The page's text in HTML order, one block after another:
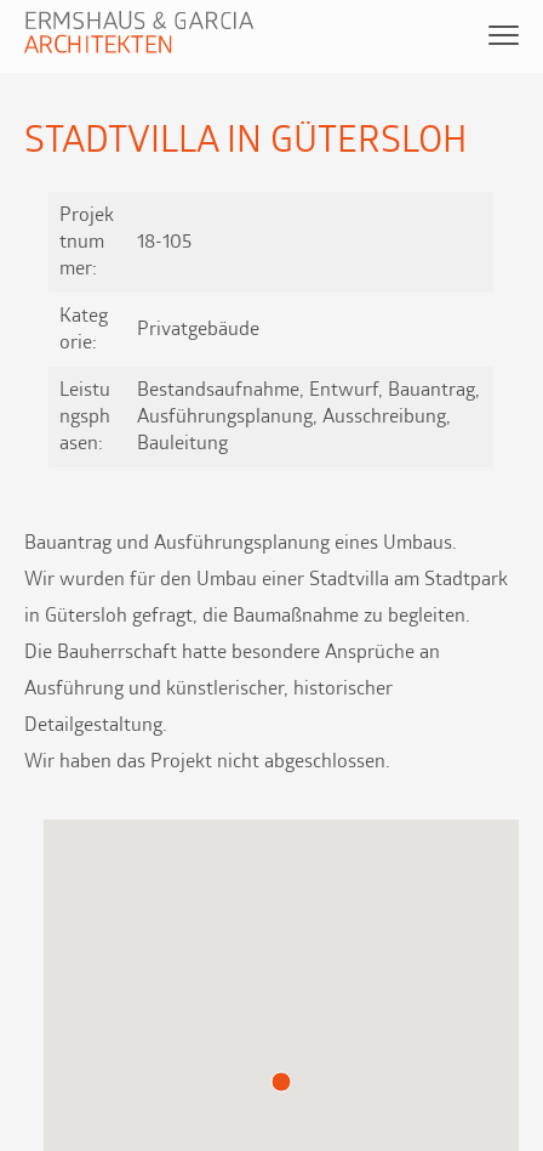
STADTVILLA IN GÜTERSLOH
Projek
tnum
mer:
18-105
Kateg
orie:
Privatgebäude
Leistu
ngsph
asen:
Bestandsaufnahme, Entwurf, Bauantrag,
Ausführungsplanung, Ausschreibung,
Bauleitung
Bauantrag und Ausführungsplanung eines Umbaus.
Wir wurden für den Umbau einer Stadtvilla am Stadtpark
in Gütersloh gefragt, die Baumaßnahme zu begleiten.
Die Bauherrschaft hatte besondere Ansprüche an
Ausführung und künstlerischer, historischer
Detailgestaltung.
Wir haben das Projekt nicht abgeschlossen.